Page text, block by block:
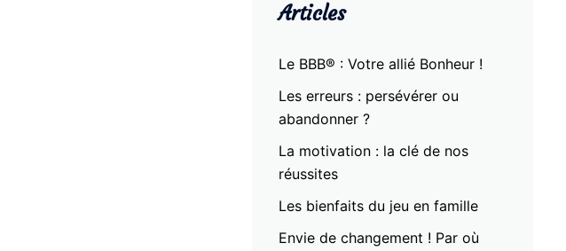
Articles
Le BBB® : Votre allié Bonheur !
Les erreurs : persévérer ou
abandonner ?
La motivation : la clé de nos
réussites
Les bienfaits du jeu en famille
Envie de changement ! Par où